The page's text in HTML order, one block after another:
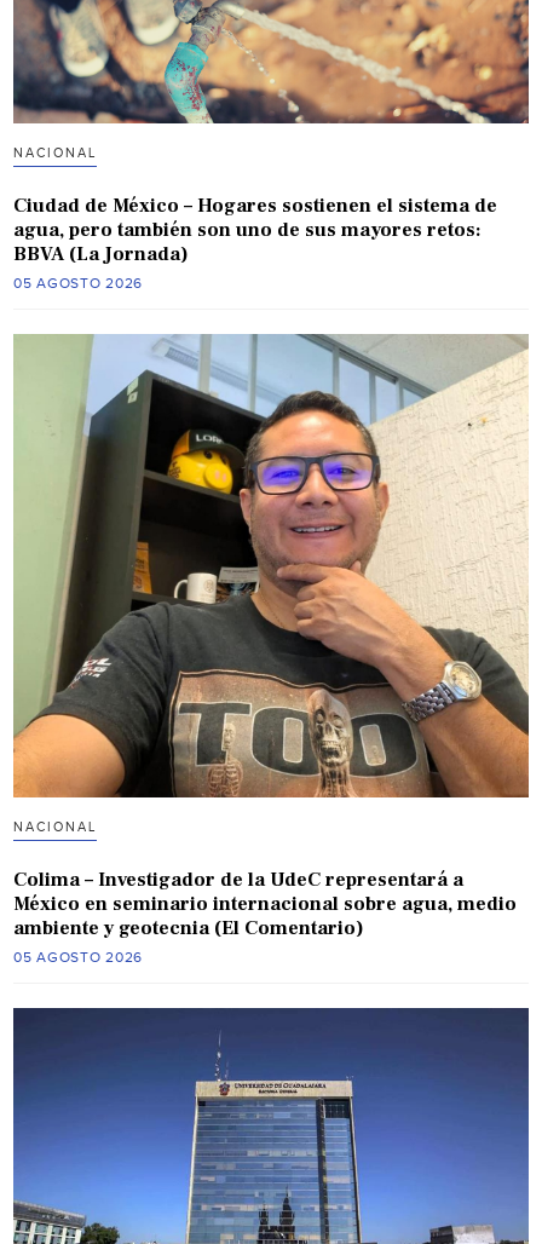
NACIONAL
Ciudad de México – Hogares sostienen el sistema de
agua, pero también son uno de sus mayores retos:
BBVA (La Jornada)
05 AGOSTO 2026
NACIONAL
Colima – Investigador de la UdeC representará a
México en seminario internacional sobre agua, medio
ambiente y geotecnia (El Comentario)
05 AGOSTO 2026